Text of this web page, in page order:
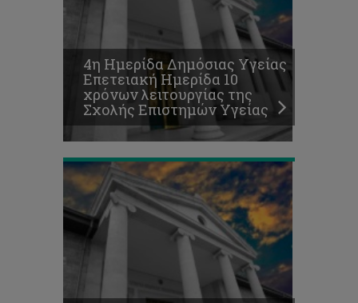
4η Ημερίδα Δημόσιας Υγείας
Επετειακή Ημερίδα 10
χρόνων λειτουργίας της
Σχολής Επιστημών Υγείας
δωρεά
του
στη
Δημοτική
Πανεπιστημιακή
Βιβλιοθήκη